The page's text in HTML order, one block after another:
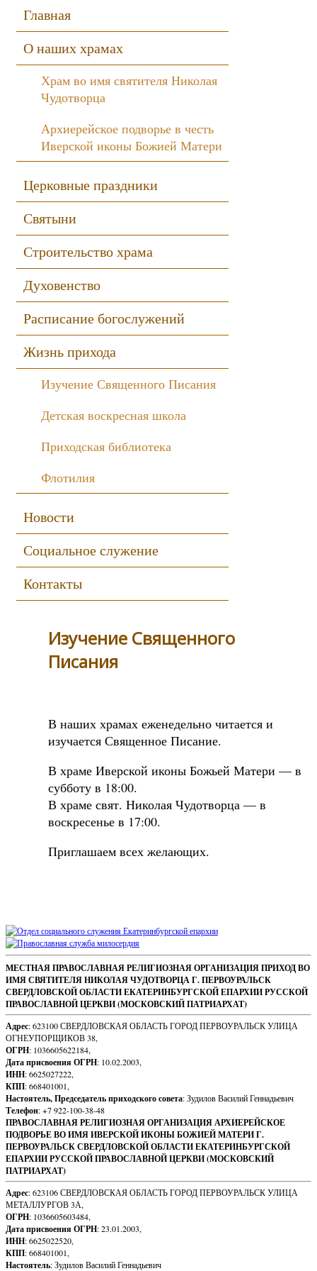
Sidebar
Главная
О наших храмах
Храм во имя святителя Николая
Чудотворца
Архиерейское подворье в честь
Иверской иконы Божией Матери
Церковные праздники
Святыни
Строительство храма
Духовенство
Расписание богослужений
Жизнь прихода
Изучение Священного Писания
Детская воскресная школа
Приходская библиотека
Флотилия
Новости
Социальное служение
Контакты
Изучение Священного
Писания
В наших храмах еженедельно читается и
изучается Священное Писание.
В храме Иверской иконы Божьей Матери — в
субботу в 18:00.
В храме свят. Николая Чудотворца — в
воскресенье в 17:00.
Приглашаем всех желающих.
Sidebar
Footer
Content
МЕСТНАЯ ПРАВОСЛАВНАЯ РЕЛИГИОЗНАЯ ОРГАНИЗАЦИЯ ПРИХОД ВО
ИМЯ СВЯТИТЕЛЯ НИКОЛАЯ ЧУДОТВОРЦА Г. ПЕРВОУРАЛЬСК
СВЕРДЛОВСКОЙ ОБЛАСТИ ЕКАТЕРИНБУРГСКОЙ ЕПАРХИИ РУССКОЙ
ПРАВОСЛАВНОЙ ЦЕРКВИ (МОСКОВСКИЙ ПАТРИАРХАТ)
Адрес: 623100 СВЕРДЛОВСКАЯ ОБЛАСТЬ ГОРОД ПЕРВОУРАЛЬСК УЛИЦА
ОГНЕУПОРЩИКОВ 38,
ОГРН: 1036605622184,
Дата присвоения ОГРН: 10.02.2003,
ИНН: 6625027222,
КПП: 668401001,
Настоятель, Председатель приходского совета: Зудилов Василий Геннадьевич
Телефон: +7 922-100-38-48
ПРАВОСЛАВНАЯ РЕЛИГИОЗНАЯ ОРГАНИЗАЦИЯ АРХИЕРЕЙСКОЕ
ПОДВОРЬЕ ВО ИМЯ ИВЕРСКОЙ ИКОНЫ БОЖИЕЙ МАТЕРИ Г.
ПЕРВОУРАЛЬСК СВЕРДЛОВСКОЙ ОБЛАСТИ ЕКАТЕРИНБУРГСКОЙ
ЕПАРХИИ РУССКОЙ ПРАВОСЛАВНОЙ ЦЕРКВИ (МОСКОВСКИЙ
ПАТРИАРХАТ)
Адрес: 623106 СВЕРДЛОВСКАЯ ОБЛАСТЬ ГОРОД ПЕРВОУРАЛЬСК УЛИЦА
МЕТАЛЛУРГОВ 3А,
ОГРН: 1036605603484,
Дата присвоения ОГРН: 23.01.2003,
ИНН: 6625022520,
КПП: 668401001,
Настоятель: Зудилов Василий Геннадьевич